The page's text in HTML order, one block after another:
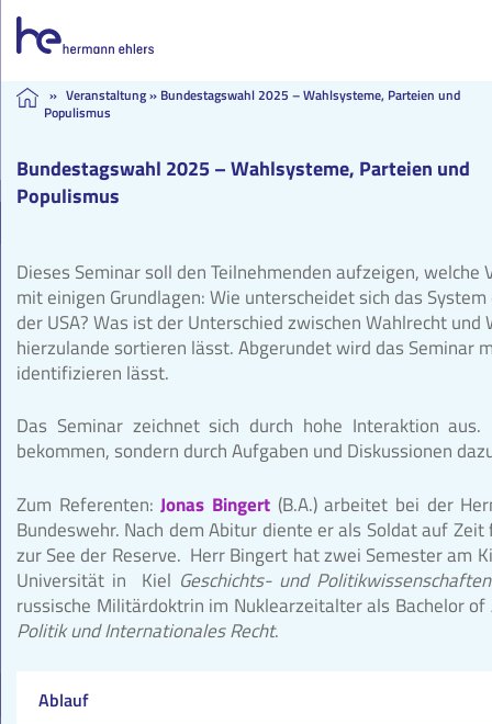
Skip
» Veranstaltung» Bundestagswahl 2025 – Wahlsysteme, Parteien und
Populismus
Bundestagswahl 2025 – Wahlsysteme, Parteien und
Populismus
Dieses Seminar soll den Teilnehmenden aufzeigen,
mit einigen Grundlagen: Wie unterscheidet sich das
der USA? Was ist der Unterschied zwischen Wahlrecht
hierzulande sortieren lässt. Abgerundet wird das Seminar
identifizieren lässt.
Das Seminar zeichnet sich durch hohe Interaktion
bekommen, sondern durch Aufgaben und Diskussionen
Zum Referenten: Jonas Bingert(B.A.) arbeitet bei der
Bundeswehr. Nach dem Abitur diente er als Soldat auf
zur See der Reserve. Herr Bingert hat zwei Semester am
Universität in Kiel Geschichts- und Politikwissenschaften
russische Militärdoktrin im Nuklearzeitalter als Bachelor
Politik und Internationales Recht.
Ablauf